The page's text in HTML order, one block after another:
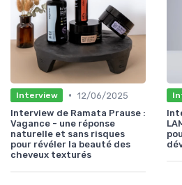
Interview • 12/06/2025
Interview de Ramata Prause :
Vagance - une réponse
naturelle et sans risques
pour révéler la beauté des
cheveux texturés